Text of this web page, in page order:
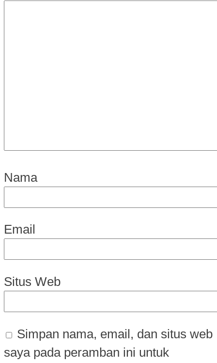
Nama
Email
Situs Web
Simpan nama, email, dan situs web
saya pada peramban ini untuk